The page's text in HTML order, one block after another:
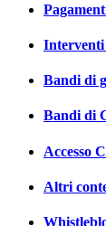
Interventi
Bandi di
Bandi di
Accesso
Altri